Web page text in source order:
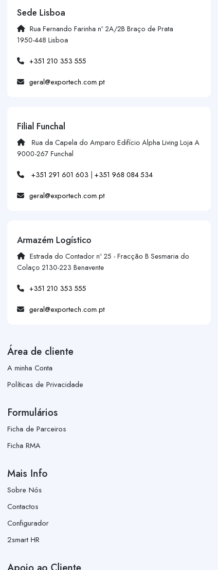
Sede Lisboa
Rua Fernando Farinha nº 2A/2B Braço de Prata
1950-448 Lisboa
+351 210 353 555
geral@exportech.com.pt
Filial Funchal
Rua da Capela do Amparo Edifício Alpha Living Loja A
9000-267 Funchal
+351 291 601 603 | +351 968 084 534
geral@exportech.com.pt
Armazém Logístico
Estrada do Contador nº 25 - Fracção B Sesmaria do
Colaço 2130-223 Benavente
+351 210 353 555
geral@exportech.com.pt
Área de cliente
A minha Conta
Políticas de Privacidade
Formulários
Ficha de Parceiros
Ficha RMA
Mais Info
Sobre Nós
Contactos
Configurador
2smart HR